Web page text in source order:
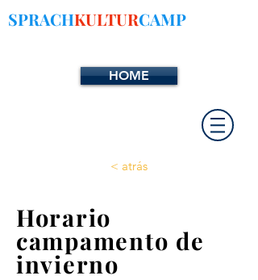
SPRACHKULTURCAMP
HOME
< atrás
Horario
campamento de
invierno